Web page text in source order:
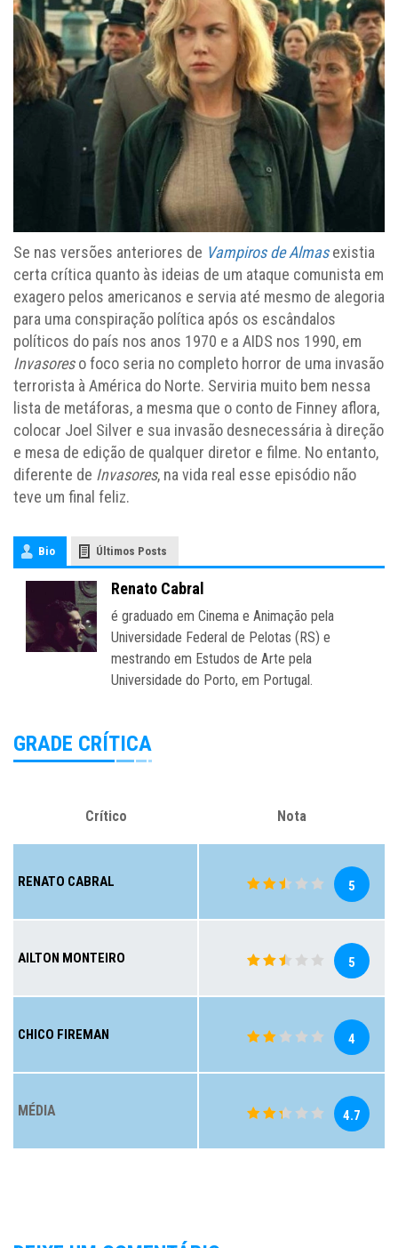
Se nas versões anteriores de Vampiros de Almasexistia
certa crítica quanto às ideias de um ataque comunista em
exagero pelos americanos e servia até mesmo de alegoria
para uma conspiração política após os escândalos
políticos do país nos anos 1970 e a AIDS nos 1990, em
Invasoreso foco seria no completo horror de uma invasão
terrorista à América do Norte. Serviria muito bem nessa
lista de metáforas, a mesma que o conto de Finney aflora,
colocar Joel Silver e sua invasão desnecessária à direção
e mesa de edição de qualquer diretor e filme. No entanto,
diferente de Invasores, na vida real esse episódio não
teve um final feliz.
Bio Últimos Posts
Renato Cabral
é graduado em Cinema e Animação pela
Universidade Federal de Pelotas (RS) e
mestrando em Estudos de Arte pela
Universidade do Porto, em Portugal.
GRADE CRÍTICA
Crítico Nota
RENATO CABRAL 5
AILTON MONTEIRO 5
CHICO FIREMAN 4
MÉDIA 4.7